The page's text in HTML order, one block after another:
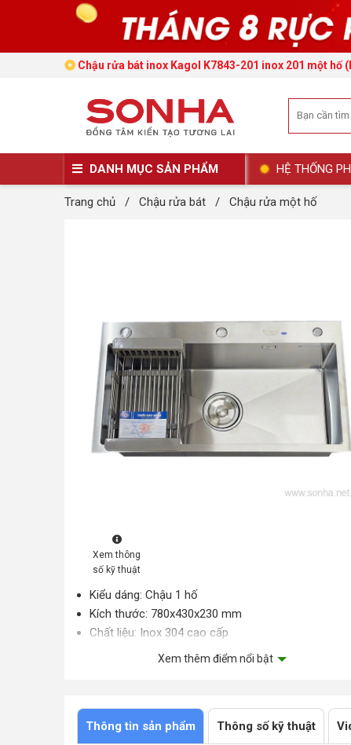
Chậu rửa bát inox Kagol K7843-201 inox 201 một hố
DANH MỤC SẢN PHẨM HỆ THỐNG
Trang chủ / Chậu rửa bát / Chậu rửa một hố
Xem thông
số kỹ thuật
Kiểu dáng: Chậu 1 hố
Kích thước: 780x430x230 mm
Chất liệu: Inox 304 cao cấp
Xem thêm điểm nổi bật
Thông tin sản phẩm Thông số kỹ thuật